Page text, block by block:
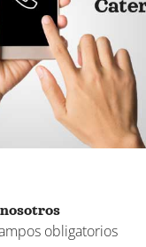
obligatorios